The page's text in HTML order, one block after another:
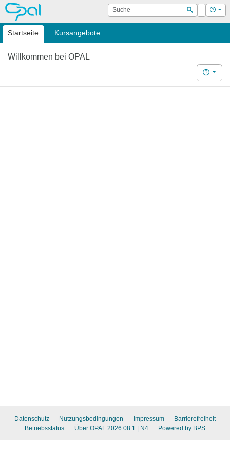
OPAL Suche
Suchen
Login Hilfe
Startseite Kursangebote
Willkommen bei OPAL
Hilfe
Datenschutz Nutzungsbedingungen Impressum
Barrierefreiheit
Betriebsstatus
Über OPAL 2026.08.1 | N4 Powered by BPS